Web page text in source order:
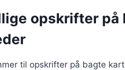
opskrifter
til opskrifter på bagte